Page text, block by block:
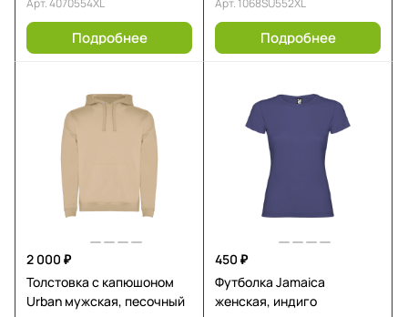
Арт.4070554XL
Подробнее
Арт. 1068SU552XL
Подробнее
2 000 ₽
Толстовка с капюшоном
Urban мужская, песочный
450 ₽
Футболка Jamaica
женская, индиго